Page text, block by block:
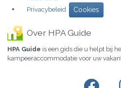
Privacybeleid
Cookies
Over HPA Guide
HPA Guide is een gids die u helpt bij
kampeeraccommodatie voor uw